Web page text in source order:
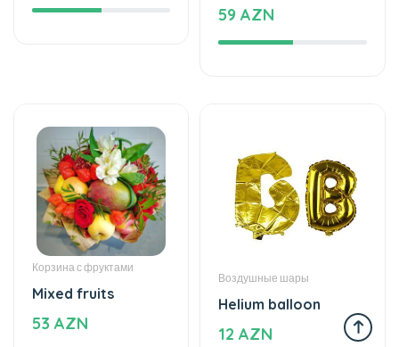
59 AZN
Корзина с фруктами
Mixed fruits
53 AZN
Воздушные шары
Helium balloon
12 AZN